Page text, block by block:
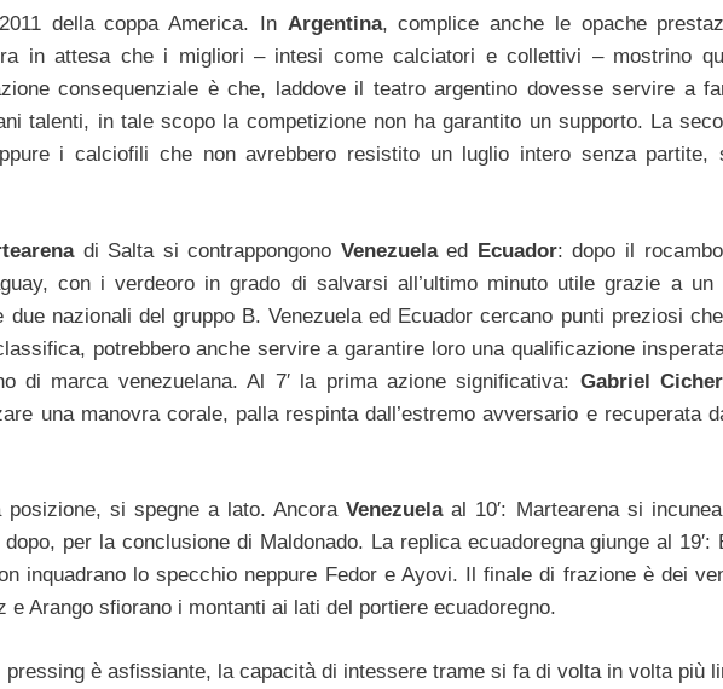
della coppa America. In Argentina, complice anche le opache
in attesa che i migliori – intesi come calciatori e collettivi – mostrino
consequenziale è che, laddove il teatro argentino dovesse servire a
talenti, in tale scopo la competizione non ha garantito un supporto. La
i calciofili che non avrebbero resistito un luglio intero senza partite,
di Salta si contrappongono Venezuelaed Ecuador: dopo il
con i verdeoro in grado di salvarsi all’ultimo minuto utile grazie a un
due nazionali del gruppo B. Venezuela ed Ecuador cercano punti preziosi
potrebbero anche servire a garantire loro una qualificazione
di marca venezuelana. Al 7′ la prima azione significativa: Gabriel
una manovra corale, palla respinta dall’estremo avversario e recuperata
posizione, si spegne a lato. AncoraVenezuelaal 10′: Martearena si
per la conclusione di Maldonado. La replica ecuadoregna giunge al 19′:
inquadrano lo specchio neppure Fedor e Ayovi. Il finale di frazione è dei
e Arango sfiorano i montanti ai lati del portiere ecuadoregno.
pressing è asfissiante, la capacità di intessere trame si fa di volta in volta più